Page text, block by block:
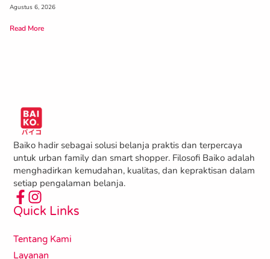
Agustus 6, 2026
Read More
Baiko hadir sebagai solusi belanja praktis dan terpercaya
untuk urban family dan smart shopper. Filosofi Baiko adalah
menghadirkan kemudahan, kualitas, dan kepraktisan dalam
setiap pengalaman belanja.
Quick Links
Tentang Kami
Layanan